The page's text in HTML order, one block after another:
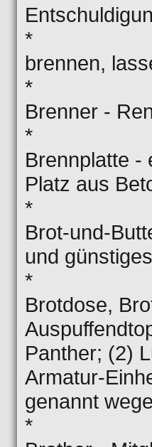
*
brennen,
*
Brenner -
*
Brennplatte -
Platz aus
*
Brot-und-
und
*
Brotdose,
Panther; (2)
Armatur-
genannt
*